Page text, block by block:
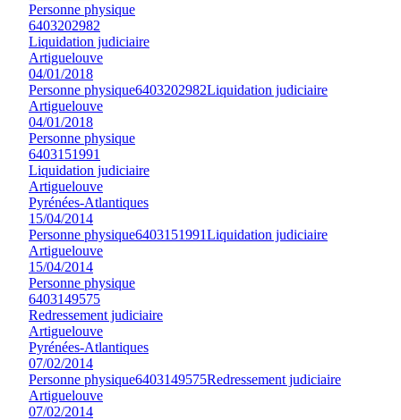
Personne physique
6403202982
Liquidation judiciaire
Artiguelouve
04/01/2018
Personne physique6403202982Liquidation judiciaire
Artiguelouve
04/01/2018
Personne physique
6403151991
Liquidation judiciaire
Artiguelouve
Pyrénées-Atlantiques
15/04/2014
Personne physique6403151991Liquidation judiciaire
Artiguelouve
15/04/2014
Personne physique
6403149575
Redressement judiciaire
Artiguelouve
Pyrénées-Atlantiques
07/02/2014
Personne physique6403149575Redressement judiciaire
Artiguelouve
07/02/2014